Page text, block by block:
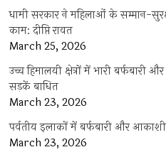
धामी सरकार ने महिलाओं के सम्मान-
काम: दीप्ति रावत
March 25, 2026
उच्च हिमालयी क्षेत्रों में भारी
सड़कें बाधित
March 23, 2026
पर्वतीय इलाकों में बर्फबारी और
March 23, 2026